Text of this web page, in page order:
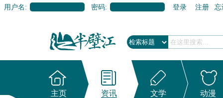
用户名: 密码: 登录 注册 忘
主页 资讯 文学 动漫